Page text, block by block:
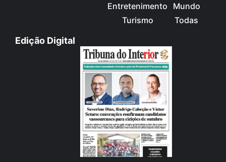
Entretenimento
Turismo
Mundo
Todas
Edição Digital